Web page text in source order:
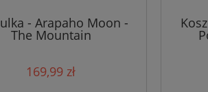
- Arapaho Moon -
The Mountain
169,99 zł